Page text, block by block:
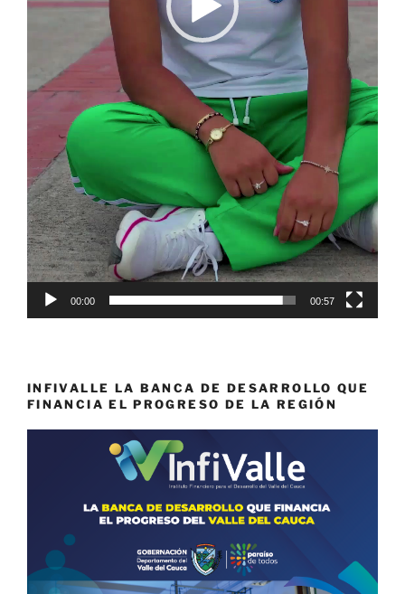
00:00 00:57
INFIVALLE LA BANCA DE DESARROLLO QUE
FINANCIA EL PROGRESO DE LA REGIÓN